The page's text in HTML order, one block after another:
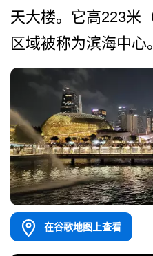
天大楼。它高223米
区域被称为滨海中心。
在谷歌地图上查看